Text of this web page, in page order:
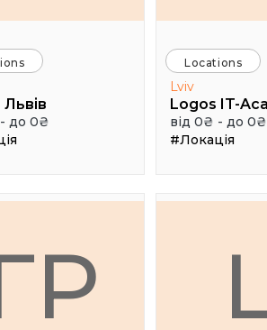
до 0₴
Locations
Lviv
Logos IT-
від 0₴ - до 0₴
#Локація